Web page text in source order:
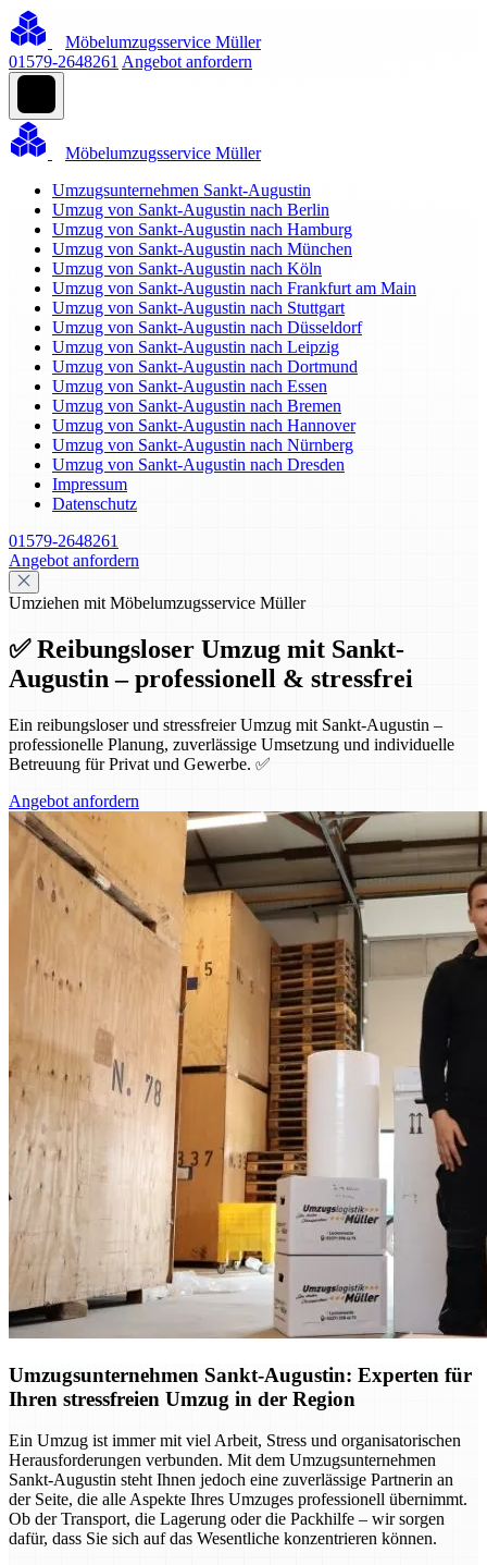
Möbelumzugsservice Müller
01579-2648261 Angebot anfordern
Möbelumzugsservice Müller
Umzugsunternehmen Sankt-Augustin
Umzug von Sankt-Augustin nach Berlin
Umzug von Sankt-Augustin nach Hamburg
Umzug von Sankt-Augustin nach München
Umzug von Sankt-Augustin nach Köln
Umzug von Sankt-Augustin nach Frankfurt am Main
Umzug von Sankt-Augustin nach Stuttgart
Umzug von Sankt-Augustin nach Düsseldorf
Umzug von Sankt-Augustin nach Leipzig
Umzug von Sankt-Augustin nach Dortmund
Umzug von Sankt-Augustin nach Essen
Umzug von Sankt-Augustin nach Bremen
Umzug von Sankt-Augustin nach Hannover
Umzug von Sankt-Augustin nach Nürnberg
Umzug von Sankt-Augustin nach Dresden
Impressum
Datenschutz
01579-2648261
Angebot anfordern
Umziehen mit Möbelumzugsservice Müller
✅ Reibungsloser Umzug mit Sankt-
Augustin – professionell & stressfrei
Ein reibungsloser und stressfreier Umzug mit Sankt-Augustin –
professionelle Planung, zuverlässige Umsetzung und individuelle
Betreuung für Privat und Gewerbe. ✅
Angebot anfordern
Umzugsunternehmen Sankt-Augustin: Experten für
Ihren stressfreien Umzug in der Region
Ein Umzug ist immer mit viel Arbeit, Stress und organisatorischen
Herausforderungen verbunden. Mit dem Umzugsunternehmen
Sankt-Augustin steht Ihnen jedoch eine zuverlässige Partnerin an
der Seite, die alle Aspekte Ihres Umzuges professionell übernimmt.
Ob der Transport, die Lagerung oder die Packhilfe – wir sorgen
dafür, dass Sie sich auf das Wesentliche konzentrieren können.